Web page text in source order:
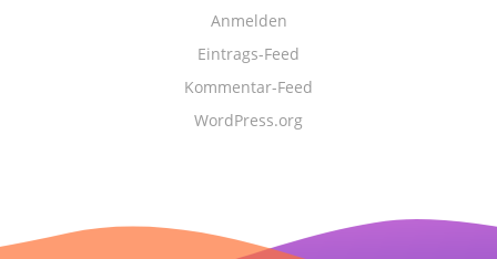
Anmelden
Eintrags-Feed
Kommentar-Feed
WordPress.org